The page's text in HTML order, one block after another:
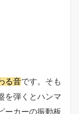
る音です。そも
を弾くとハンマ
ーカーの振動板